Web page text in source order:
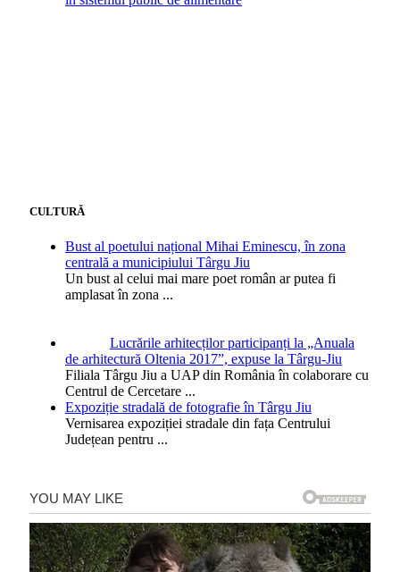
CULTURĂ
Bust al poetului național Mihai Eminescu, în zona
centrală a municipiului Târgu Jiu
Un bust al celui mai mare poet român ar putea fi
amplasat în zona ...
Lucrările arhitecților participanți la „Anuala
de arhitectură Oltenia 2017”, expuse la Târgu-Jiu
Filiala Târgu Jiu a UAP din România în colaborare cu
Centrul de Cercetare ...
Expoziție stradală de fotografie în Târgu Jiu
Vernisarea expoziției stradale din fața Centrului
Județean pentru ...